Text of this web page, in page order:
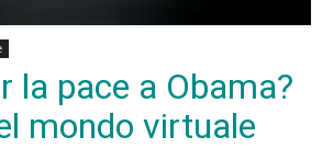
la pace a Obama?
mondo virtuale